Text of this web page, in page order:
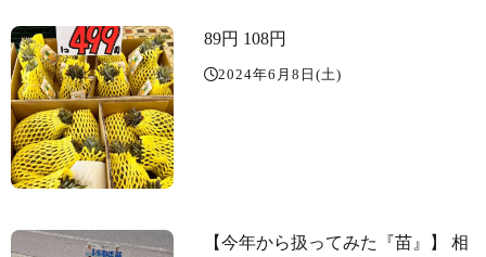
89円 108円
2024年6月8日(土)
【今年から扱ってみた『苗』️】 相